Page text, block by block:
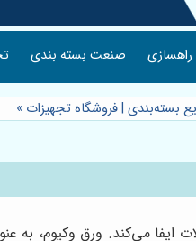
صنعت بسته بندی
بسته‌بندی | فروشگاه تجهیزات »
می‌کند. ورق وکیوم، به